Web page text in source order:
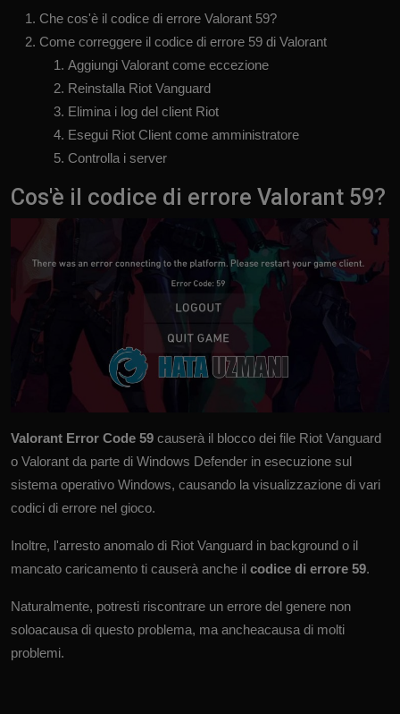
Che cos'è il codice di errore Valorant 59?
Come correggere il codice di errore 59 di Valorant
Aggiungi Valorant come eccezione
Reinstalla Riot Vanguard
Elimina i log del client Riot
Esegui Riot Client come amministratore
Controlla i server
Cos'è il codice di errore Valorant 59?
Valorant Error Code 59 causerà il blocco dei file Riot Vanguard
o Valorant da parte di Windows Defender in esecuzione sul
sistema operativo Windows, causando la visualizzazione di vari
codici di errore nel gioco.
Inoltre, l'arresto anomalo di Riot Vanguard in background o il
mancato caricamento ti causerà anche il codice di errore 59.
Naturalmente, potresti riscontrare un errore del genere non
soloacausa di questo problema, ma ancheacausa di molti
problemi.